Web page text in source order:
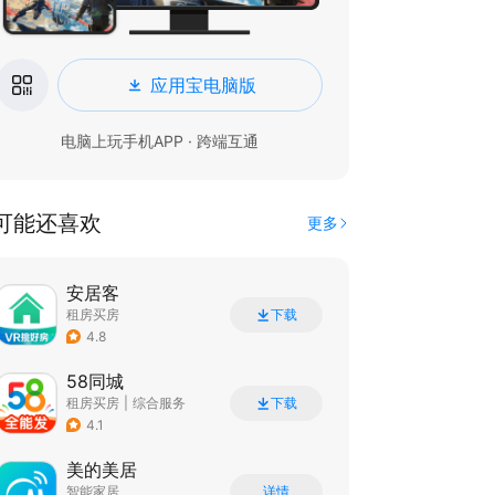
应用宝电脑版
电脑上玩手机APP · 跨端互通
能还喜欢 更多
安居客
租房买房
4.8
下载
58同城
租房买房
综合服务
4.1
下载
美的美居
智能家居 详情